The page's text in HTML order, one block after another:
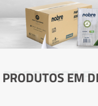
PRODUTOS EM
PRODUTOS